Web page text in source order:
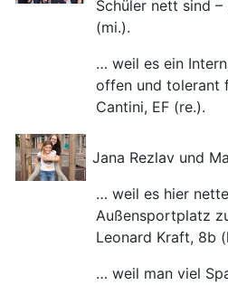
Schüler nett sind –
(mi.).
… weil es ein
offen und tolerant
Cantini, EF (re.).
Jana Rezlav und
… weil es hier
Außensportplatz
Leonard Kraft, 8b
… weil man viel